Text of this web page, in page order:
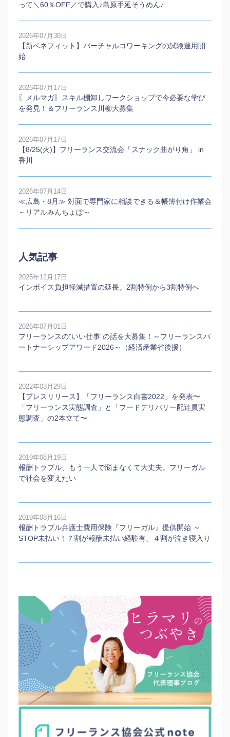
って＼60％OFF／で購入♪島原手延そうめん♪
2026年07月30日
【新ベネフィット】バーチャルコワーキングの試験運用開
始
2026年07月17日
〖メルマガ〗スキル棚卸しワークショップで今必要な学び
を発見！＆フリーランス川柳大募集
2026年07月17日
【8/25(火)】フリーランス交流会「スナック曲がり角」 in
香川
2026年07月14日
≪広島・8月≫ 対面で専門家に相談できる＆帳簿付け作業会
～リアルみんちょぼ～
人気記事
2025年12月17日
インボイス負担軽減措置の延長。2割特例から3割特例へ
2026年07月01日
フリーランスの”いい仕事”の話を大募集！～フリーランスパ
ートナーシップアワード2026～（経済産業省後援）
2022年03月29日
【プレスリリース】「フリーランス白書2022」を発表〜
「フリーランス実態調査」と「フードデリバリー配達員実
態調査」の2本⽴て〜
2019年08月19日
報酬トラブル、もう一人で悩まなくて大丈夫。フリーガル
で社会を変えたい
2019年08月16日
報酬トラブル弁護士費用保険『フリーガル』提供開始 ～
STOP未払い！７割が報酬未払い経験有、４割が泣き寝入り